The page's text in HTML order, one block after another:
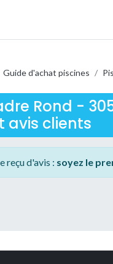
Guide d'achat piscines /
Rond -
avis clients
reçu d'avis : soyez le